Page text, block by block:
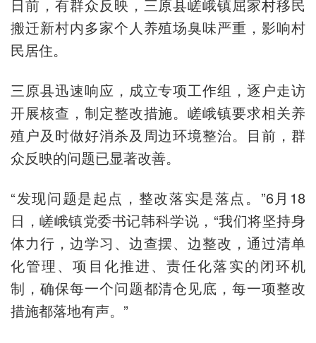
日前，有群众反映，三原县嵯峨镇屈家村移民
搬迁新村内多家个人养殖场臭味严重，影响村
民居住。
三原县迅速响应，成立专项工作组，逐户走访
开展核查，制定整改措施。嵯峨镇要求相关养
殖户及时做好消杀及周边环境整治。目前，群
众反映的问题已显著改善。
“发现问题是起点，整改落实是落点。”6月18
日，嵯峨镇党委书记韩科学说，“我们将坚持身
体力行，边学习、边查摆、边整改，通过清单
化管理、项目化推进、责任化落实的闭环机
制，确保每一个问题都清仓见底，每一项整改
措施都落地有声。”